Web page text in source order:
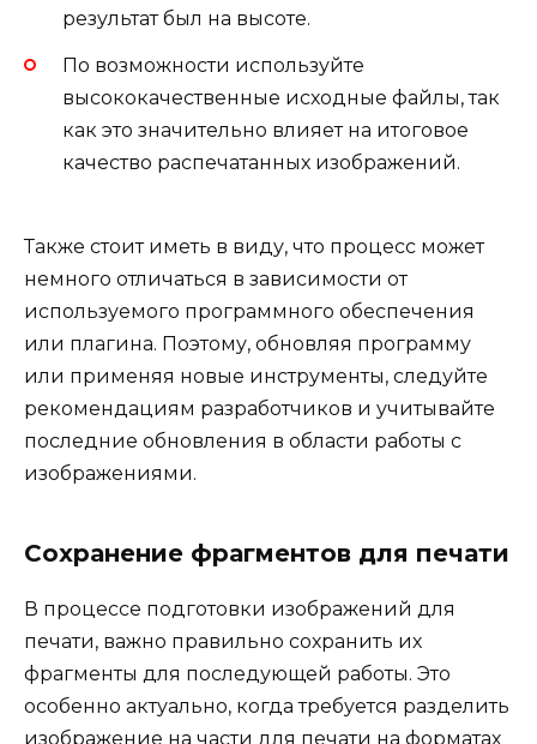
результат был на высоте.
По возможности используйте
высококачественные исходные файлы, так
как это значительно влияет на итоговое
качество распечатанных изображений.
Также стоит иметь в виду, что процесс может
немного отличаться в зависимости от
используемого программного обеспечения
или плагина. Поэтому, обновляя программу
или применяя новые инструменты, следуйте
рекомендациям разработчиков и учитывайте
последние обновления в области работы с
изображениями.
Сохранение фрагментов для печати
В процессе подготовки изображений для
печати, важно правильно сохранить их
фрагменты для последующей работы. Это
особенно актуально, когда требуется разделить
изображение на части для печати на форматах